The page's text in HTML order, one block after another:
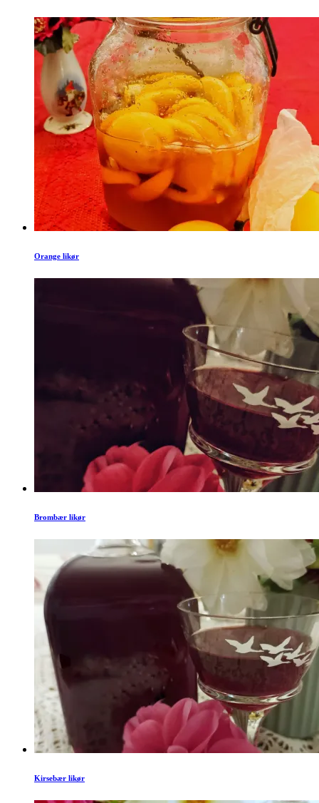
Orange likør
Brombær likør
Kirsebær likør